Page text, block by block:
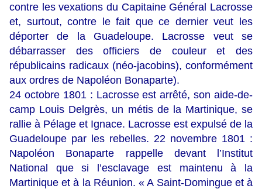
contre les vexations du Capitaine Général Lacrosse
et, surtout, contre le fait que ce dernier veut les
déporter de la Guadeloupe. Lacrosse veut se
débarrasser des officiers de couleur et des
républicains radicaux (néo-jacobins), conformément
aux ordres de Napoléon Bonaparte).
24 octobre 1801 : Lacrosse est arrêté, son aide-de-
camp Louis Delgrès, un métis de la Martinique, se
rallie à Pélage et Ignace. Lacrosse est expulsé de la
Guadeloupe par les rebelles. 22 novembre 1801 :
Napoléon Bonaparte rappelle devant l’Institut
National que si l’esclavage est maintenu à la
Martinique et à la Réunion. « A Saint-Domingue et à